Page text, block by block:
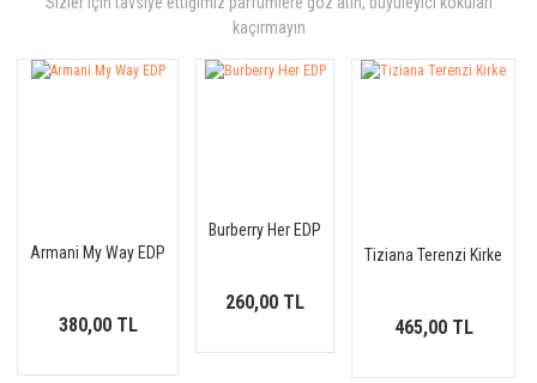
kaçırmayın
Armani My Way EDP
380,00 TL
Burberry Her EDP
260,00 TL
Tiziana Terenzi Kirke
465,00 TL